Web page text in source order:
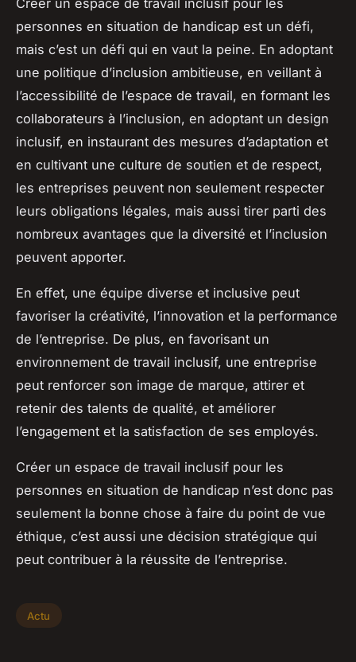
personnes en situation de handicap est un défi,
mais c’est un défi qui en vaut la peine. En adoptant
une politique d’inclusion ambitieuse, en veillant à
l’accessibilité de l’espace de travail, en formant les
collaborateurs à l’inclusion, en adoptant un design
inclusif, en instaurant des mesures d’adaptation et
en cultivant une culture de soutien et de respect,
les entreprises peuvent non seulement respecter
leurs obligations légales, mais aussi tirer parti des
nombreux avantages que la diversité et l’inclusion
peuvent apporter.
En effet, une équipe diverse et inclusive peut
favoriser la créativité, l’innovation et la performance
de l’entreprise. De plus, en favorisant un
environnement de travail inclusif, une entreprise
peut renforcer son image de marque, attirer et
retenir des talents de qualité, et améliorer
l’engagement et la satisfaction de ses employés.
Créer un espace de travail inclusif pour les
personnes en situation de handicap n’est donc pas
seulement la bonne chose à faire du point de vue
éthique, c’est aussi une décision stratégique qui
peut contribuer à la réussite de l’entreprise.
Actu